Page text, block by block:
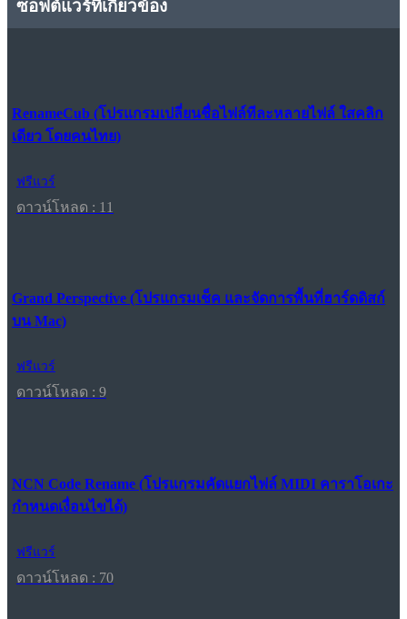
ซอฟต์แวร์ที่เกี่ยวข้อง
RenameCub (โปรแกรมเปลี่ยนชื่อไฟล์ทีละหลายไฟล์ ใสคลิก
เดียว โดยคนไทย)
ฟรีแวร์
ดาวน์โหลด : 11
Grand Perspective (โปรแกรมเช็ค และจัดการพื้นที่ฮาร์ดดิสก์
บน Mac)
ฟรีแวร์
ดาวน์โหลด : 9
NCN Code Rename (โปรแกรมคัดแยกไฟล์ MIDI คาราโอเกะ
กำหนดเงื่อนไขได้)
ฟรีแวร์
ดาวน์โหลด : 70